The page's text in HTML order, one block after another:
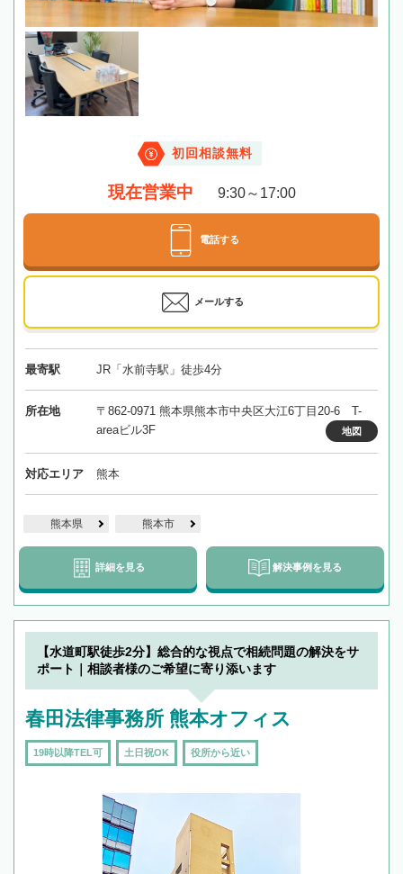
初回相談無料
現在営業中 9:30～17:00
電話する
メールする
最寄駅 JR「水前寺駅」徒歩4分
所在地
〒862-0971 熊本県熊本市中央区大江6丁目20‐6 T-
areaビル3F
地図
対応エリア 熊本
熊本県 熊本市
詳細を見る 解決事例を見る
【水道町駅徒歩2分】総合的な視点で相続問題の解決をサ
ポート｜相談者様のご希望に寄り添います
春田法律事務所 熊本オフィス
19時以降TEL可 土日祝OK 役所から近い